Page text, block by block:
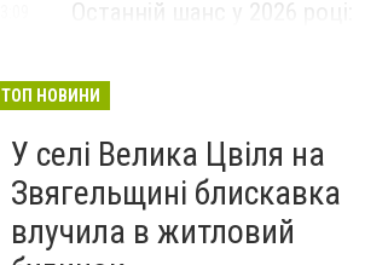
Останній шанс у 2026 році:
майбутніх водійок автобусів
ТОП НОВИНИ
У селі Велика Цвіля на
Звягельщині блискавка
влучила в житловий